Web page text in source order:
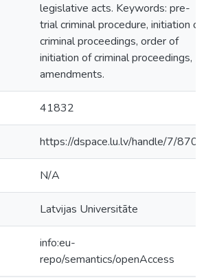
legislative acts. Keywords: pre-
trial criminal procedure, initiation of
criminal proceedings, order of
initiation of criminal proceedings,
amendments.
41832
https://dspace.lu.lv/handle/7/8702
N/A
Latvijas Universitāte
info:eu-
repo/semantics/openAccess